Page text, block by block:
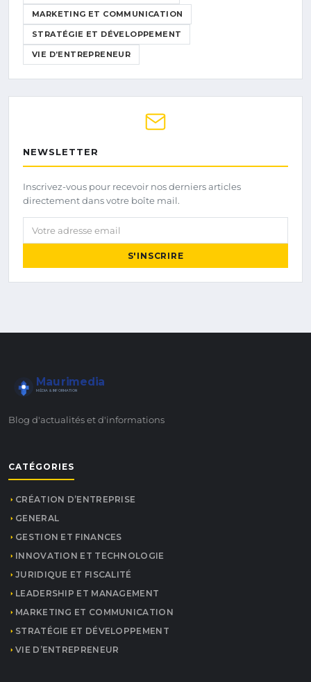
MARKETING ET COMMUNICATION
STRATÉGIE ET DÉVELOPPEMENT
VIE D’ENTREPRENEUR
NEWSLETTER
Inscrivez-vous pour recevoir nos derniers articles
directement dans votre boîte mail.
Votre adresse email
S'INSCRIRE
Maurimedia
MÉDIA & INFORMATION
Blog d'actualités et d'informations
CATÉGORIES
CRÉATION D’ENTREPRISE
GENERAL
GESTION ET FINANCES
INNOVATION ET TECHNOLOGIE
JURIDIQUE ET FISCALITÉ
LEADERSHIP ET MANAGEMENT
MARKETING ET COMMUNICATION
STRATÉGIE ET DÉVELOPPEMENT
VIE D’ENTREPRENEUR